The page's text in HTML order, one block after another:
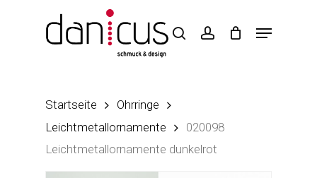
Startseite
Ohrringe
Leichtmetallornamente
020098
Leichtmetallornamente dunkelrot